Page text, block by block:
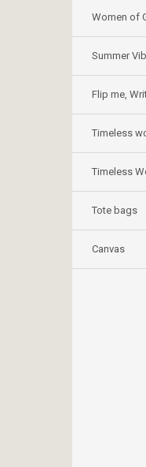
Women of
Summer
Flip me,
Timeless
Timeless
Tote bags
Canvas